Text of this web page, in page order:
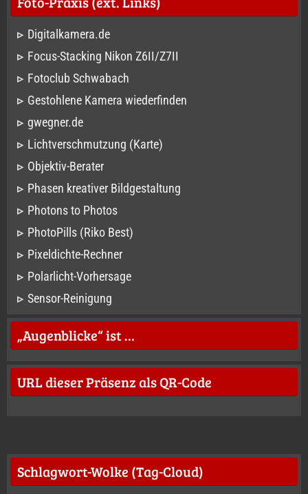
Digitalkamera.de
Focus-Stacking Nikon Z6II/Z7II
Fotoclub Schwabach
Gestohlene Kamera wiederfinden
gwegner.de
Lichtverschmutzung (Karte)
Objektiv-Berater
Phasen kreativer Bildgestaltung
Photons to Photos
PhotoPills (Riko Best)
Pixeldichte-Rechner
Polarlicht-Vorhersage
Sensor-Reinigung
„Augenblicke“ ist …
URL dieser Präsenz als QR-Code
Schlagwort-Wolke (Tag-Cloud)